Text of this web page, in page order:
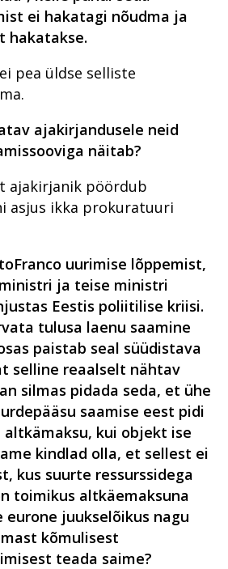
ei hakatagi nõudma ja
hakatakse.
pea üldse selliste
ajakirjandusele neid
näitab?
ajakirjanik pöördub
asjus ikka prokuratuuri
uurimise lõppemist,
ja teise ministri
Eestis poliitilise kriisi.
tulusa laenu saamine
paistab seal süüdistava
selline reaalselt nähtav
silmas pidada seda, et ühe
saamise eest pidi
altkämaksu, kui objekt ise
kindlad olla, et sellest ei
kus suurte ressurssidega
toimikus altkäemaksuna
eurone juukselõikus nagu
kõmulisest
teada saime?